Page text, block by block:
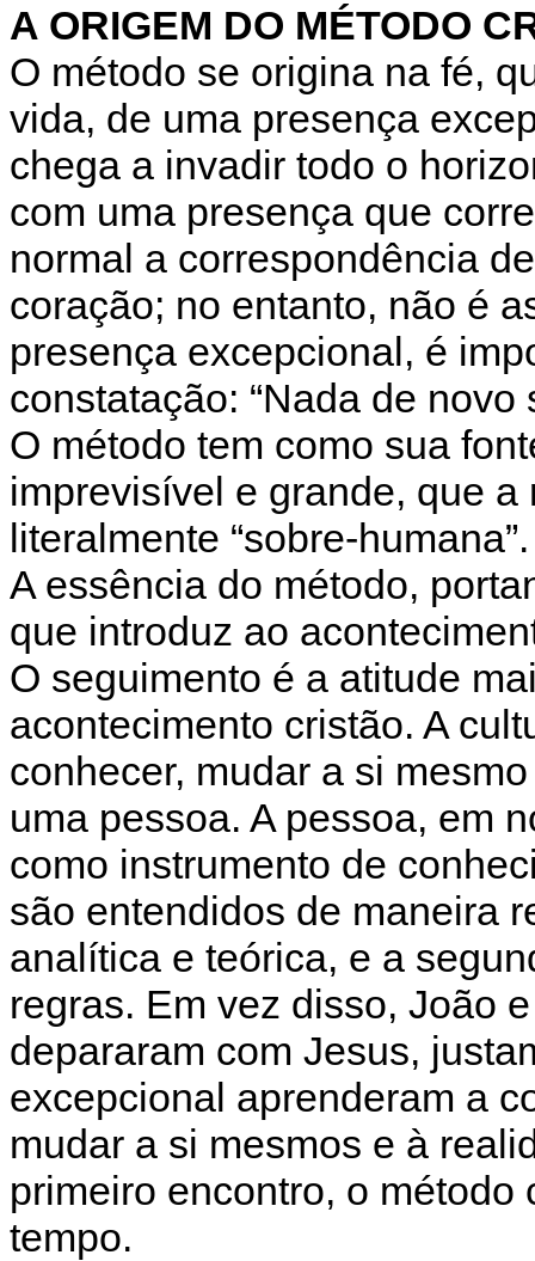
A ORIGEM DO MÉTODO
O método se origina na fé,
vida, de uma presença
chega a invadir todo o
com uma presença que
normal a correspondência
coração; no entanto, não é
presença excepcional, é
constatação: “Nada de novo
O método tem como sua
imprevisível e grande, que
literalmente “sobre-humana”.
A essência do método,
que introduz ao
O seguimento é a atitude
acontecimento cristão. A
conhecer, mudar a si
uma pessoa. A pessoa, em
como instrumento de
são entendidos de maneira
analítica e teórica, e a
regras. Em vez disso, João
depararam com Jesus,
excepcional aprenderam a
mudar a si mesmos e à
primeiro encontro, o
tempo.